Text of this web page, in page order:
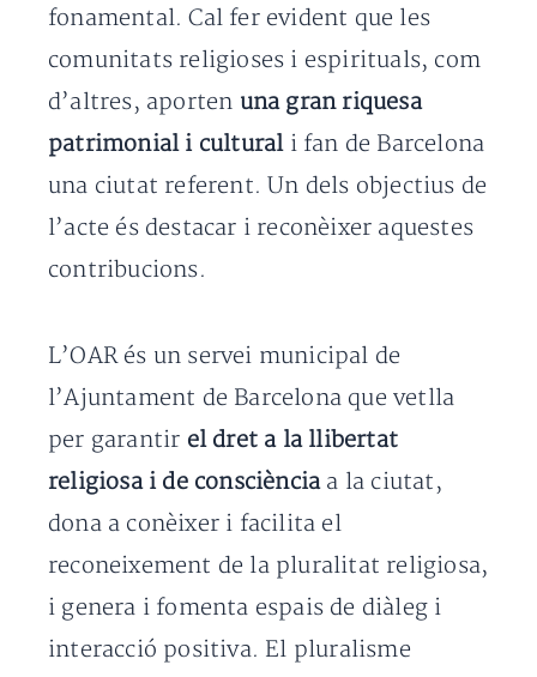
fonamental. Cal fer evident que les
comunitats religioses i espirituals, com
d’altres, aporten una gran riquesa
patrimonial i culturali fan de Barcelona
una ciutat referent. Un dels objectius de
l’acte és destacar i reconèixer aquestes
contribucions.
L’OAR és un servei municipal de
l’Ajuntament de Barcelona que vetlla
per garantir el dret a la llibertat
religiosa i de consciència a la ciutat,
dona a conèixer i facilita el
reconeixement de la pluralitat religiosa,
i genera i fomenta espais de diàleg i
interacció positiva. El pluralisme